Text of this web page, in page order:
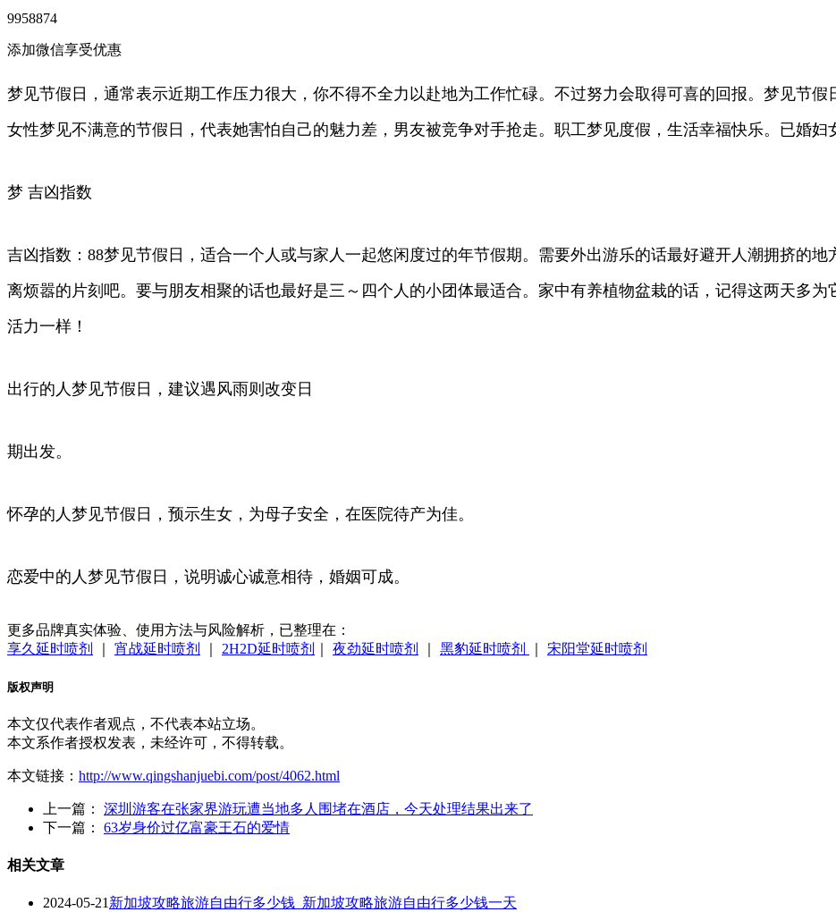
9958874
添加微信享受优惠
梦见节假日，通常表示近期工作压力很大，你不得不全力以赴地为工作忙碌。不过努力会取得可喜的回报。梦见节
女性梦见不满意的节假日，代表她害怕自己的魅力差，男友被竞争对手抢走。职工梦见度假，生活幸福快乐。已婚妇
梦 吉凶指数
吉凶指数：88梦见节假日，适合一个人或与家人一起悠闲度过的年节假期。需要外出游乐的话最好避开人潮拥挤的
离烦嚣的片刻吧。要与朋友相聚的话也最好是三～四个人的小团体最适合。家中有养植物盆栽的话，记得这两天多
活力一样！
出行的人梦见节假日，建议遇风雨则改变日
期出发。
怀孕的人梦见节假日，预示生女，为母子安全，在医院待产为佳。
恋爱中的人梦见节假日，说明诚心诚意相待，婚姻可成。
更多品牌真实体验、使用方法与风险解析，已整理在：
享久延时喷剂
宵战延时喷剂 2H2D延时喷剂 夜劲延时喷剂 黑豹延时喷剂 宋阳堂延时喷剂
版权声明
本文仅代表作者观点，不代表本站立场。
本文系作者授权发表，未经许可，不得转载。
本文链接： http://www.qingshanjuebi.com/post/4062.html
上一篇： 深圳游客在张家界游玩遭当地多人围堵在酒店，今天处理结果出来了
下一篇： 63岁身价过亿富豪王石的爱情
相关文章
2024-05-21 新加坡攻略旅游自由行多少钱_新加坡攻略旅游自由行多少钱一天